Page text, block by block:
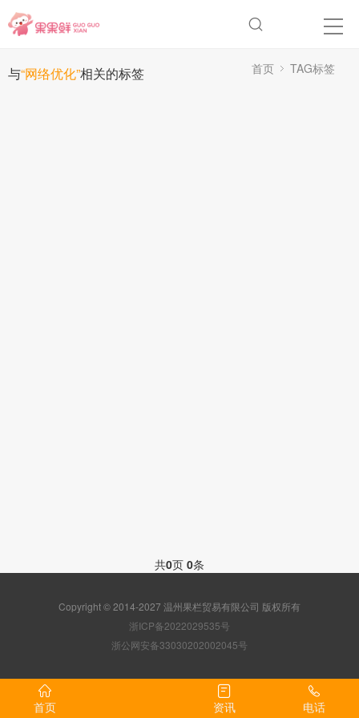
与“网络优化”相关的标签 首页 TAG标签
共0页 0条
Copyright © 2014-2027 温州果栏贸易有限公司 版权所有
浙ICP备2022029535号
浙公网安备33030202002045号
首页 资讯 电话